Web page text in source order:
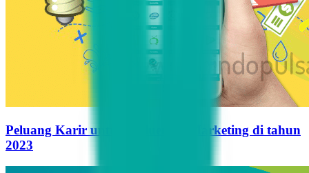
Peluang Karir untuk Influencer Marketing di tahun
2023